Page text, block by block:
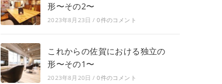
形〜その2〜
2023年8月23日 / 0件のコメント
これからの佐賀における独立の
形〜その1〜
2023年8月20日 / 0件のコメント